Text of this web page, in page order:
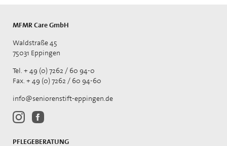
MFMR Care GmbH
Waldstraße 45
75031 Eppingen
Tel. + 49 (0) 7262 / 60 94-0
Fax. + 49 (0) 7262 / 60 94-60
info@seniorenstift-eppingen.de
PFLEGEBERATUNG